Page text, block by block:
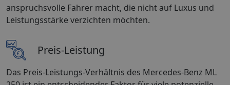
anspruchsvolle Fahrer macht, die nicht auf Luxus und
Leistungsstärke verzichten möchten.
Preis-Leistung
Das Preis-Leistungs-Verhältnis des Mercedes-Benz ML